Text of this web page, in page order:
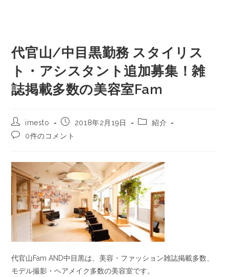
代官山/中目黒勤務 スタイリス
ト・アシスタント追加募集！雑
誌掲載多数の美容室Fam
imesto 2018年2月19日
紹介
0件のコメント
代官山Fam AND中目黒は、美容・ファッション雑誌掲載多数、
モデル撮影・ヘアメイク多数の美容室です。